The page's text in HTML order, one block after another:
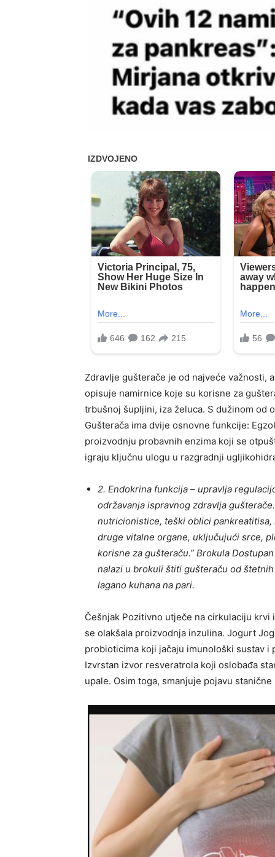
Zdravlje gušterače je od najveće važnosti,
opisuje namirnice koje su korisne za
trbušnoj šupljini, iza želuca. S dužinom od
Gušterača ima dvije osnovne funkcije:
proizvodnju probavnih enzima koji se
igraju ključnu ulogu u razgradnji
2. Endokrina funkcija – upravlja
održavanja ispravnog zdravlja
nutricionistice, teški oblici
druge vitalne organe, uključujući srce,
korisne za gušteraču.” Brokula
nalazi u brokuli štiti gušteraču od
lagano kuhana na pari.
Češnjak Pozitivno utječe na cirkulaciju
se olakšala proizvodnja inzulina. Jogurt
probioticima koji jačaju imunološki sustav
Izvrstan izvor resveratrola koji oslobađa
upale. Osim toga, smanjuje pojavu